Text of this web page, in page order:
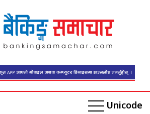
Unicode